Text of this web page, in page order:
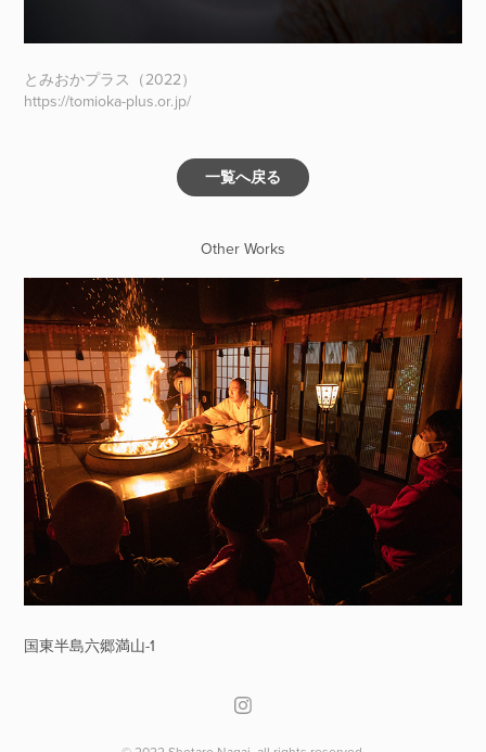
とみおかプラス（2022）
https://tomioka-plus.or.jp/
一覧へ戻る
Other Works
国東半島六郷満山-1